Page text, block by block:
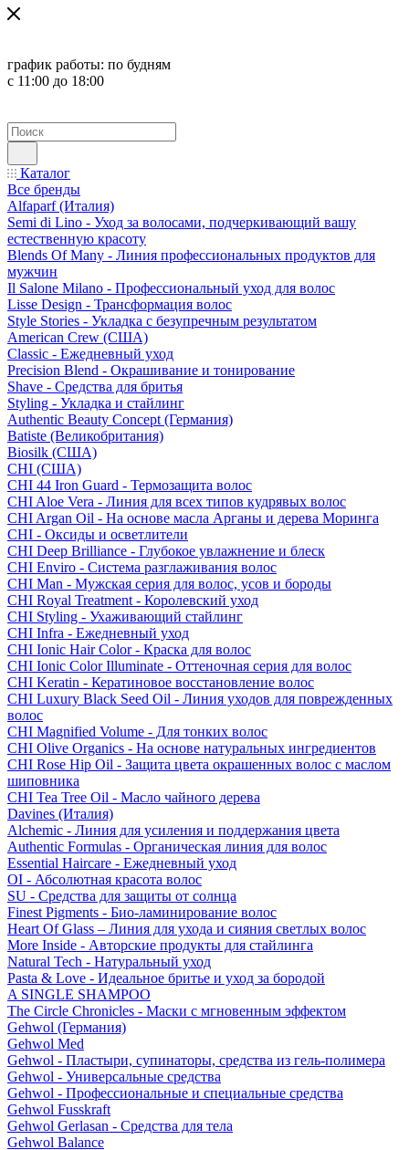
график работы: по будням
с 11:00 до 18:00
Каталог
Все бренды
Alfaparf (Италия)
Semi di Lino - Уход за волосами, подчеркивающий вашу
естественную красоту
Blends Of Many - Линия профессиональных продуктов для
мужчин
Il Salone Milano - Профессиональный уход для волос
Lisse Design - Трансформация волос
Style Stories - Укладка с безупречным результатом
American Crew (США)
Classic - Ежедневный уход
Precision Blend - Окрашивание и тонирование
Shave - Средства для бритья
Styling - Укладка и стайлинг
Authentic Beauty Concept (Германия)
Batiste (Великобритания)
Biosilk (США)
CHI (США)
CHI 44 Iron Guard - Термозащита волос
CHI Aloe Vera - Линия для всех типов кудрявых волос
CHI Argan Oil - На основе масла Арганы и дерева Моринга
CHI - Оксиды и осветлители
CHI Deep Brilliance - Глубокое увлажнение и блеск
CHI Enviro - Система разглаживания волос
CHI Man - Мужская серия для волос, усов и бороды
CHI Royal Treatment - Королевский уход
CHI Styling - Ухаживающий стайлинг
CHI Infra - Ежедневный уход
CHI Ionic Hair Color - Краска для волос
CHI Ionic Color Illuminate - Оттеночная серия для волос
CHI Keratin - Кератиновое восстановление волос
CHI Luxury Black Seed Oil - Линия уходов для поврежденных
волос
CHI Magnified Volume - Для тонких волос
CHI Olive Organics - На основе натуральных ингредиентов
CHI Rose Hip Oil - Защита цвета окрашенных волос с маслом
шиповника
CHI Tea Tree Oil - Масло чайного дерева
Davines (Италия)
Alchemic - Линия для усиления и поддержания цвета
Authentic Formulas - Органическая линия для волос
Essential Haircare - Eжедневный уход
OI - Абсолютная красота волос
SU - Средства для защиты от солнца
Finest Pigments - Био-ламинирование волос
Heart Of Glass – Линия для ухода и сияния светлых волос
More Inside - Авторские продукты для стайлинга
Natural Tech - Натуральный уход
Pasta & Love - Идеальное бритье и уход за бородой
A SINGLE SHAMPOO
The Circle Chronicles - Маски с мгновенным эффектом
Gehwol (Германия)
Gehwol Med
Gehwol - Пластыри, супинаторы, средства из гель-полимера
Gehwol - Универсальные средства
Gehwol - Профессиональные и специальные средства
Gehwol Fusskraft
Gehwol Gerlasan - Средства для тела
Gehwol Balance